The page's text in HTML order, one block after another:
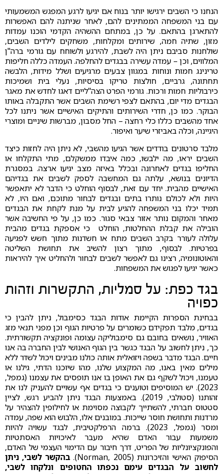
הנחנו כי השבים ירגישו יותר בנוח אם יגיעו לרגע המפגש המשמעותי
עם בני המשפחה הממתינים להם, לאחר שניתנה להם האפשרות
להתארגן בהתאם. על כן, במתחם ההשהיה הקדמי הוכנו עמדות
מזון, שתיה חמה, שירותים ומקלחות, משחקים לילדים השבים,
שולחנות סביבם ניתן היה לשבת, להירגע ולשוחח עם גורמי ברה"ן
המלווים, וכן – עמדה עשירה בבגדים להחלפה. העמדה כללה חליפות
טרינינג חמות ונוחות במגוון צבעים מרגיעים ושלל מידות, הלבשה
תחתונה, גרביים, חולצות טריקו בסיסיות, נעלי בית ושמיכות
כירבוליות חמות ורכות. גורמי הפרט הצה"ליים דאגו לחדש את מאגר
הבגדים מדי יום, בהתאם לצפי רשימת השבים אשר התקבלה באותו
הבוקר. כמו כן, חדרי השירותים והתיקים האישיים אשר ניתנו לכל
אחד מהשבים כללו כלי רחצה – החל מסבון, מברשות שיניים ומוצרי
היגיינה, וכלה באביזרי שיער ואיפור.
מלבד סרטונים בודדים אשר הגיעו מהשבי, לא ניתן היה לחזות כיצד
השבים יראו, מה ילבשו, כמה איבדו ממשקלם, מתי התקלחו או
החליפו בגדים לאחרונה ובכלל באיזה מצב יגיעו ארצה. במסגרת
הדיונים בנושא, עלתה גם המחשבה לספק לשבים את בגדיהם
האישיים מהבית. יחד עם זאת, לבסוף הוחלט כי הדבר לא יתאפשר
היות ולא לכולם נותרו בתים ובגדים לבחור מתוכם, ואם היו, לא
תמיד יכלו בני המשפחה להגיע לבית על מנת לקחת את הבגדים
מאחר והמקום נותר אזור צבאי סגור. כמו כן, על פי החשיבה אשר
הובילה את קבלת ההחלטות, הוחלט כי אספקת בגדים מהבית
עלולה לעורר בקרב השבים מתח או חשדנות מתוך חשש לפגיעה
בפרטיות. לבסוף, מתוך רצון להשיב את תחושת השליטה
והאוטונומיה, רצינו גם לאפשר לשבים לבחור ולהחליט איך להיראות
כאשר יגיעו לפגוש את המשפחות.
בגד כפת: על סמליות, התקשרות וזהות
כפויה
בבחינת הספרות הקיימת אודות הבגד כסימבול, ניתן להבין כי
בגדים, מלבד תפקידם כשומרים על פרטיות הגוף וכן מפני תנאי מזג
האוויר, נושאים בחובם גם סימבוליקה עצומה ופונקציה תקשורתית.
כך, ניתן לחשוב על הבגד כגשר בין הגוף האנושי לבין החברה בה אנו
חיים. הבגד מדבר בשפה ויזואלית אותה כולנו מבינים ויכול לשדר ללא
מילים מאין באנו, מה המקצוע שלנו, מהו שיוכנו הדתי, גילנו או
טעמנו, ויכול לשקף גם את האופן בו אנו תופסים את עצמנו (גמפל,
2023). יש המוסיפים וטוענים כי בגדים אף עשויים להעניק לנו את
זהותנו (סטולבי, 2019). באמצעות הבגד ניתן להביע רגש, לציין
סטטוס חברתי, להשתייך לקבוצה מסוימת או לחילופין להצהיר על
מרדנות ותחושת חוסר שייכות. במובנים אלו, הלבוש הוא שפה, עמדה
ומסר (גמפל, 2023). ברמה הרפלקטיבית, לבגד עשויה להיות
משמעות עבור האדם שהיא מעבר לאיכויות האסתטיות
והפונקציונליות של הפריט, דרך חיבור עם הדימוי העצמי של האדם,
הסיפוק האישי והזיכרונות (Norman, 2005).
בהקשר לשבי, ניתן
לחשוב על הבגדים עימם נכפתו החטופים ונלקחו לשבי,